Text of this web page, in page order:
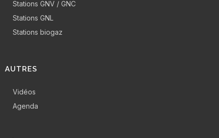
Stations GNV / GNC
Stations GNL
Stations biogaz
AUTRES
Vidéos
Agenda